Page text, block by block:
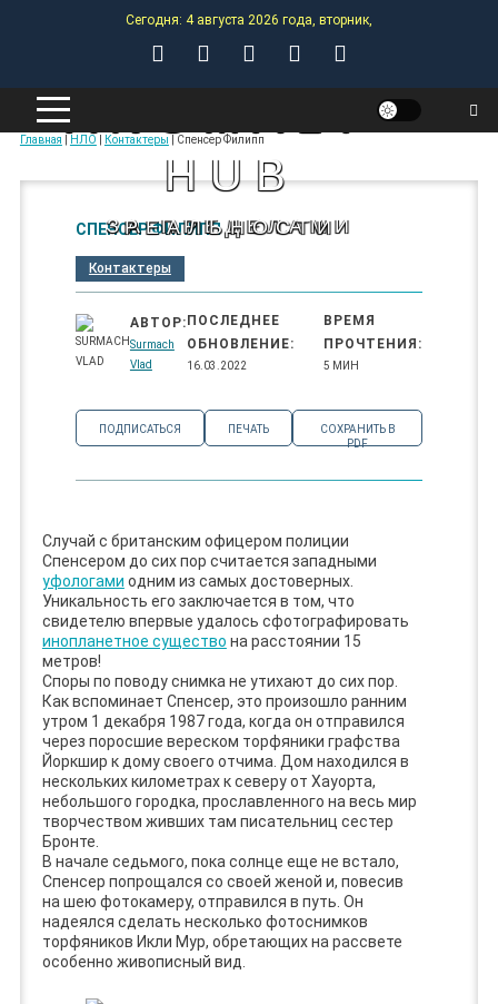
Сегодня: 4 августа 2026 года, вторник,
ANOMALY-
HUB
ЗА ПРЕДЕЛАМИ РЕАЛЬНОСТИ
Главная НЛО Контактеры Спенсер Филипп
СПЕНСЕР ФИЛИПП
Контактеры
АВТОР:
Surmach
Vlad
ПОСЛЕДНЕЕ
ОБНОВЛЕНИЕ:
16.03.2022
ВРЕМЯ
ПРОЧТЕНИЯ:
5 МИН
ПОДПИСАТЬСЯ ПЕЧАТЬ
СОХРАНИТЬ В
PDF
Случай с британским офицером полиции
Спенсером до сих пор считается западными
уфологами одним из самых достоверных.
Уникальность его заключается в том, что
свидетелю впервые удалось сфотографировать
инопланетное существо на расстоянии 15
метров!
Споры по поводу снимка не утихают до сих пор.
Как вспоминает Спенсер, это произошло ранним
утром 1 декабря 1987 года, когда он отправился
через поросшие вереском торфяники графства
Йоркшир к дому своего отчима. Дом находился в
нескольких километрах к северу от Хауорта,
небольшого городка, прославленного на весь мир
творчеством живших там писательниц сестер
Бронте.
В начале седьмого, пока солнце еще не встало,
Спенсер попрощался со своей женой и, повесив
на шею фотокамеру, отправился в путь. Он
надеялся сделать несколько фотоснимков
торфяников Икли Мур, обретающих на рассвете
особенно живописный вид.